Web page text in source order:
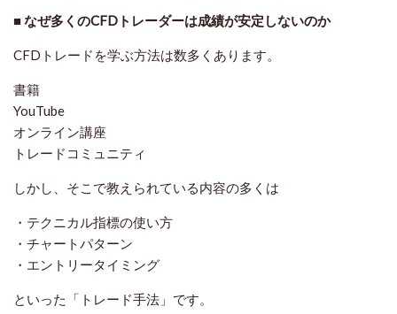
■ なぜ多くのCFDトレーダーは成績が安定しないのか
CFDトレードを学ぶ方法は数多くあります。
書籍
YouTube
オンライン講座
トレードコミュニティ
しかし、そこで教えられている内容の多くは
・テクニカル指標の使い方
・チャートパターン
・エントリータイミング
といった「トレード手法」です。